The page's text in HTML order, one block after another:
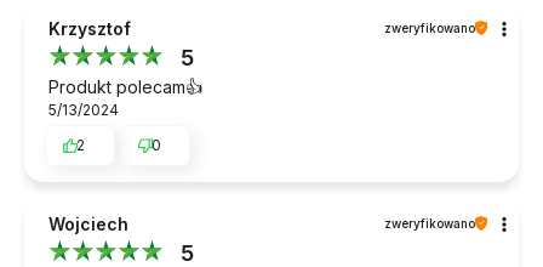
Krzysztof zweryfikowano
5
Produkt polecam👍️
5/13/2024
2
0
Wojciech zweryfikowano
5